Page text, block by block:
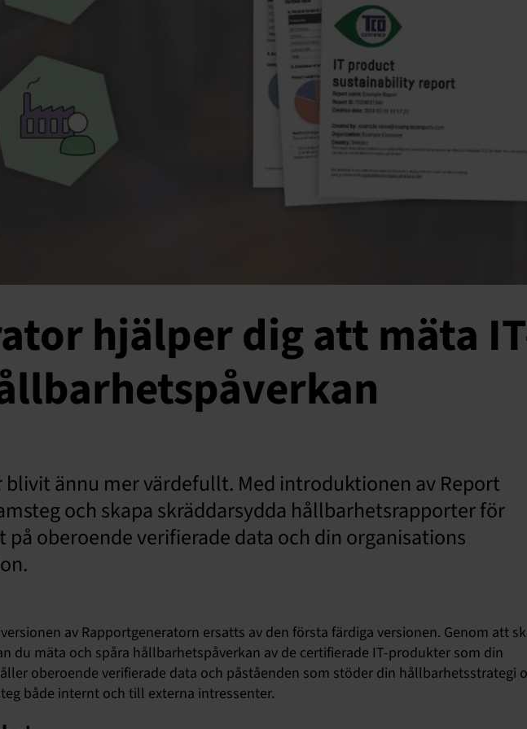
hjälper dig att mäta
blivit ännu mer värdefullt. Med introduktionen av Report
och skapa skräddarsydda hållbarhetsrapporter för
oberoende verifierade data och din organisations
av Rapportgeneratorn ersatts av den första färdiga versionen. Genom att
du mäta och spåra hållbarhetspåverkan av de certifierade IT-produkter som din
oberoende verifierade data och påståenden som stöder din hållbarhetsstrategi
både internt och till externa intressenter.